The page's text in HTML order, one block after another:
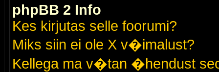
phpBB 2 Info
Kes kirjutas selle foorumi?
Miks siin ei ole X v�imalust?
Kellega ma v�tan �hendust